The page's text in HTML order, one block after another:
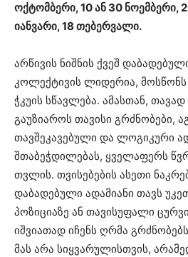
ოქტომბერი, 10 ან 30 ნოემბერი,
იანვარი, 18 თებერვალი.
არწივის ნიშნის ქვეშ
კოლექტივის ლიდერია, მოსწონს
ჭკუის სწავლება. ამასთან, თავად
გაუზიაროს თავისი გრძნობები,
თავშეკავებული და ლოგიკური
შთაბეჭდილებას, ყველაფერს
თვლის. თვისებების ასეთი
დაბადებული ადამიანი თავს
პოზიციაზე ან თავისუფალი
იშვიათად იჩენს ღრმა
მას არა სიყვარულისთვის,